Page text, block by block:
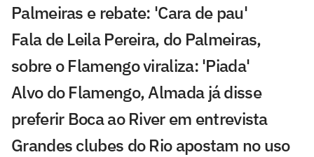
Palmeiras e rebate: 'Cara de pau'
Fala de Leila Pereira, do Palmeiras,
sobre o Flamengo viraliza: 'Piada'
Alvo do Flamengo, Almada já disse
preferir Boca ao River em entrevista
Grandes clubes do Rio apostam no uso